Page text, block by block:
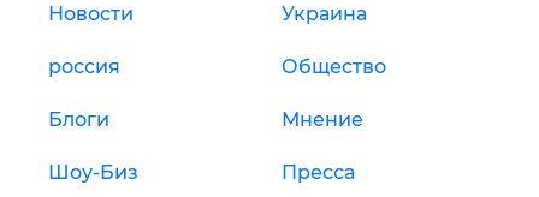
Новости Украина
россия Общество
Блоги Мнение
Шоу-Биз Пресса